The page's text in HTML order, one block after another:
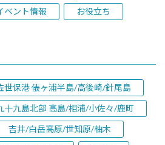
ベント情報 お役立ち
世保港 俵ヶ浦半島/高後崎/針尾島
十九島北部 高島/相浦/小佐々/鹿町
吉井/白岳高原/世知原/柚木